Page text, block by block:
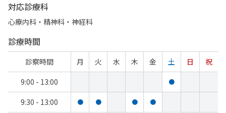
対応診療科
心療内科・​精神科・神経科
診療時間
診察時間 月 火 水 木 金 土 日
祝
9:00 - 13:00
●
9:30 - 13:00 ● ● ● ●